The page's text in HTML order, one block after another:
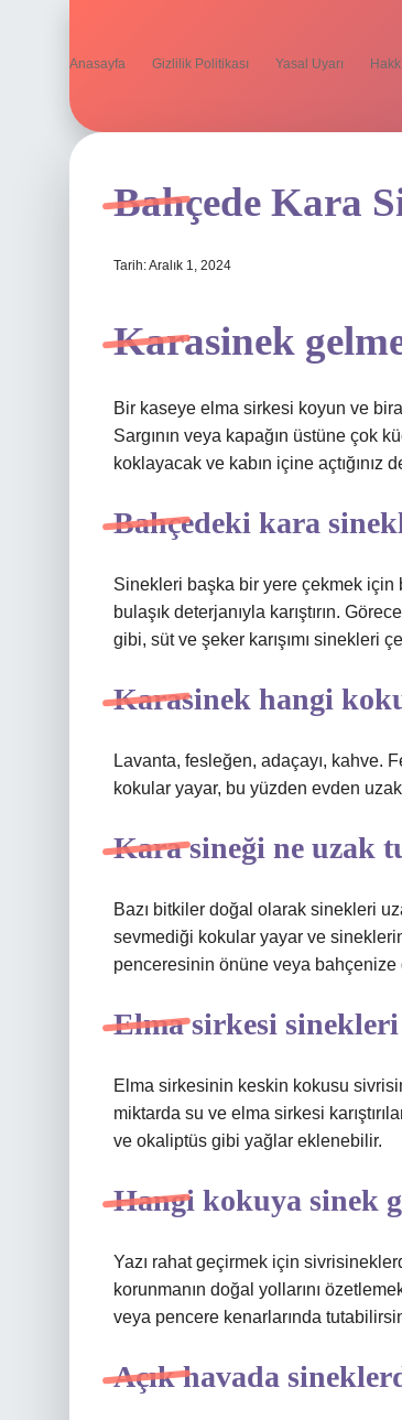
Anasayfa Gizlilik Politikası Yasal Uyarı
Bahçede Kara
Tarih: Aralık 1, 2024
Karasinek
Bir kaseye elma sirkesi koyun ve
Sargının veya kapağın üstüne çok
koklayacak ve kabın içine açtığınız
Bahçedeki kara
Sinekleri başka bir yere çekmek
bulaşık deterjanıyla karıştırın.
gibi, süt ve şeker karışımı sinekleri
Karasinek hangi
Lavanta, fesleğen, adaçayı, kahve.
kokular yayar, bu yüzden evden
Kara sineği ne uzak
Bazı bitkiler doğal olarak sinekleri
sevmediği kokular yayar ve
penceresinin önüne veya bahçenize
Elma sirkesi sinekleri
Elma sirkesinin keskin kokusu
miktarda su ve elma sirkesi
ve okaliptüs gibi yağlar eklenebilir.
Hangi kokuya sinek
Yazı rahat geçirmek için
korunmanın doğal yollarını
veya pencere kenarlarında
Açık havada